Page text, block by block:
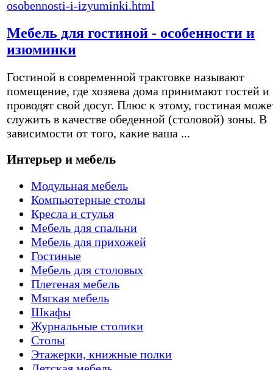
Мебель для гостиной - особенности и
изюминки
Гостиной в современной трактовке называют
помещение, где хозяева дома принимают гостей и
проводят свой досуг. Плюс к этому, гостиная
служить в качестве обеденной (столовой) зоны. В
зависимости от того, какие ваша ...
Интерьер и мебель
Модульная мебель
Компьютерные столы
Кресла и стулья
Мебель для спальни
Мебель для прихожей
Гостиные
Мебель для столовых
Плетеная мебель
Мягкая мебель
Шкафы
Журнальные столики
Столы
Этажерки, книжные полки